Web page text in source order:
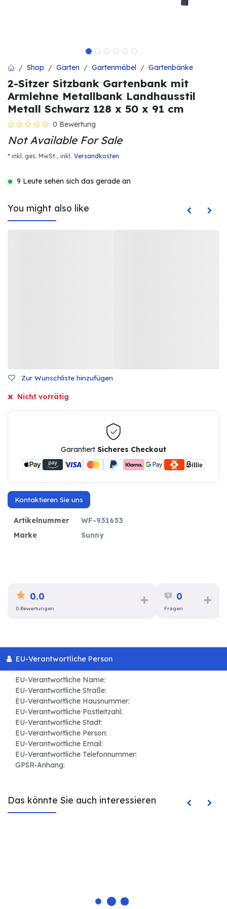
Shop Garten Gartenmöbel Gartenbänke
2-Sitzer Sitzbank Gartenbank mit
Armlehne Metallbank Landhausstil
Metall Schwarz 128 x 50 x 91 cm
0 Bewertung
Not Available For Sale
* inkl. ges. MwSt., inkl. Versandkosten
9 Leute sehen sich das gerade an
You might also like
Zur Wunschliste hinzufügen
Nicht vorrätig
Garantiert Sicheres Checkout
Kontaktieren Sie uns
Artikelnummer
WF-931633
Marke
Sunny
0.0
0 Bewertungen
0
Fragen
EU-Verantwortliche Person
EU-Verantwortliche Name:
EU-Verantwortliche Straße:
EU-Verantwortliche Hausnummer:
EU-Verantwortliche Postleitzahl:
EU-Verantwortliche Stadt:
EU-Verantwortliche Person:
EU-Verantwortliche Email:
EU-Verantwortliche Telefonnummer:
GPSR-Anhang:
Das könnte Sie auch interessieren